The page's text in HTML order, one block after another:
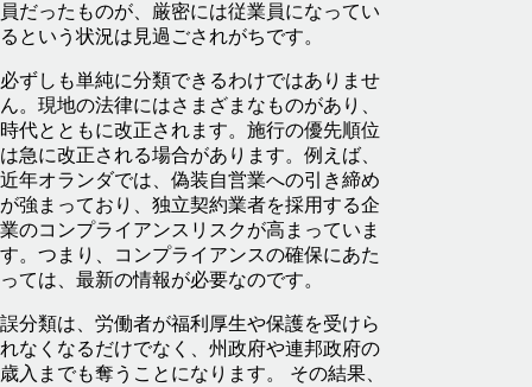
員だったものが、厳密には従業員になってい
るという状況は見過ごされがちです。
必ずしも単純に分類できるわけではありませ
ん。現地の法律にはさまざまなものがあり、
時代とともに改正されます。施行の優先順位
は急に改正される場合があります。例えば、
近年オランダでは、偽装自営業への引き締め
が強まっており、独立契約業者を採用する企
業のコンプライアンスリスクが高まっていま
す。つまり、コンプライアンスの確保にあた
っては、最新の情報が必要なのです。
誤分類は、労働者が福利厚生や保護を受けら
れなくなるだけでなく、州政府や連邦政府の
歳入までも奪うことになります。 その結果、